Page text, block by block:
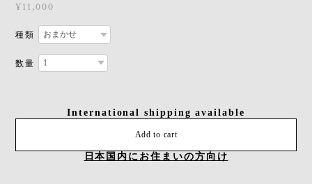
¥11,000
種類
数量
International shipping available
Add to cart
日本国内にお住まいの方向け